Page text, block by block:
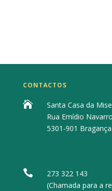
CONTACTOS

Santa Casa da
Rua Emídio
5301-901 Bragança

273 322 143
(Chamada para a